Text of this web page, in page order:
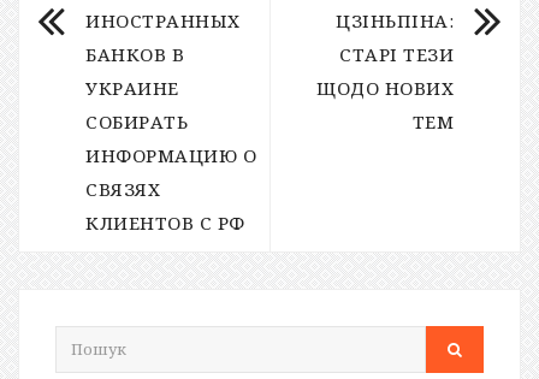
ИНОСТРАННЫХ
БАНКОВ В
УКРАИНЕ
СОБИРАТЬ
ИНФОРМАЦИЮ О
СВЯЗЯХ
КЛИЕНТОВ С РФ
ЦЗІНЬПІНА:
СТАРІ ТЕЗИ
ЩОДО НОВИХ
ТЕМ